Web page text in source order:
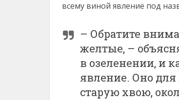
всему виной явление под
– Обратите
желтые, –
в озеленении, и
явление. Оно для
старую хвою,